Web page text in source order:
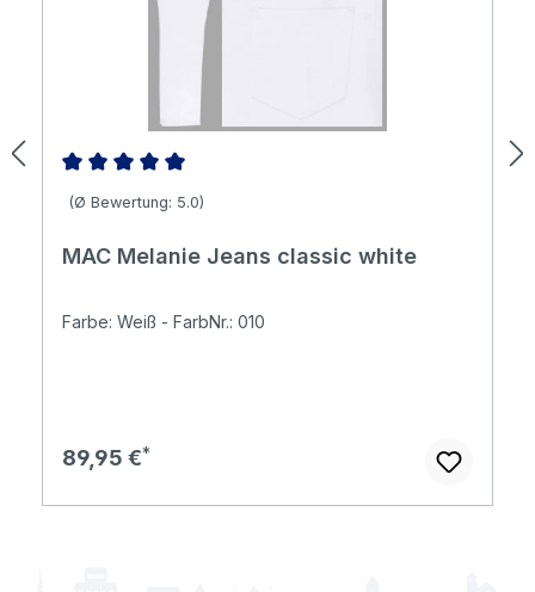
Durchschnittliche Bewertung von 5 von 5 Sternen
(Ø Bewertung: 5.0)
MAC Melanie Jeans classic white
Farbe: Weiß - FarbNr.: 010
Regulärer Preis:
89,95 €